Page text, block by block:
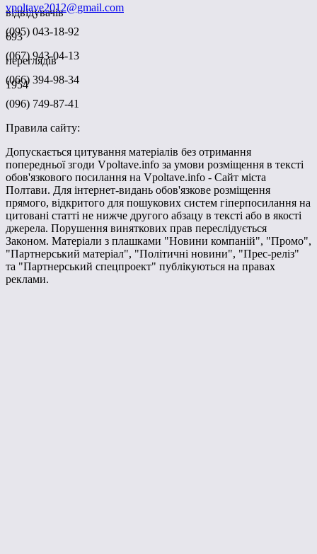
відвідувачів
693
переглядів
1954
vpoltave2012@gmail.com
(095) 043-18-92
(067) 943-04-13
(066) 394-98-34
(096) 749-87-41
Правила сайту:
Допускається цитування матеріалів без отримання
попередньої згоди Vpoltave.info за умови розміщення в тексті
обов'язкового посилання на Vpoltave.info - Сайт міста
Полтави. Для інтернет-видань обов'язкове розміщення
прямого, відкритого для пошукових систем гіперпосилання на
цитовані статті не нижче другого абзацу в тексті або в якості
джерела. Порушення виняткових прав переслідується
Законом. Матеріали з плашками "Новини компаній", "Промо",
"Партнерський матеріал", "Політичні новини", "Прес-реліз"
та "Партнерський спецпроект" публікуються на правах
реклами.